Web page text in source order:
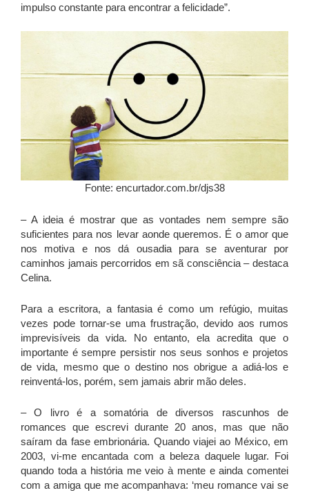
impulso constante para encontrar a felicidade”.
Fonte: encurtador.com.br/djs38
– A ideia é mostrar que as vontades nem sempre são
suficientes para nos levar aonde queremos. É o amor que
nos motiva e nos dá ousadia para se aventurar por
caminhos jamais percorridos em sã consciência – destaca
Celina.
Para a escritora, a fantasia é como um refúgio, muitas
vezes pode tornar-se uma frustração, devido aos rumos
imprevisíveis da vida. No entanto, ela acredita que o
importante é sempre persistir nos seus sonhos e projetos
de vida, mesmo que o destino nos obrigue a adiá-los e
reinventá-los, porém, sem jamais abrir mão deles.
– O livro é a somatória de diversos rascunhos de
romances que escrevi durante 20 anos, mas que não
saíram da fase embrionária. Quando viajei ao México, em
2003, vi-me encantada com a beleza daquele lugar. Foi
quando toda a história me veio à mente e ainda comentei
com a amiga que me acompanhava: ‘meu romance vai se